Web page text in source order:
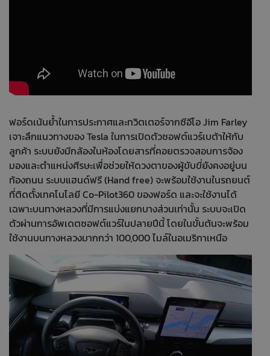
ฟอร์ดเน้นย้ำในการประกาศและทวิตเตอร์จากซีอีโอ Jim Farley
เจาะลึกแนวทางของ Tesla ในการเปิดตัวซอฟต์แวร์เบต้าให้กับ
ลูกค้า ระบบยังมีกล้องในห้องโดยสารที่คอยตรวจสอบการจ้อง
มองและตำแหน่งศีรษะเพื่อช่วยให้ดวงตาของผู้ขับขี่ยังคงอยู่บน
ท้องถนน ระบบแฮนด์ฟรี (Hand free) จะพร้อมใช้งานในรถยนต์
ที่ติดตั้งเทคโนโลยี Co-Pilot360 ของฟอร์ด และจะใช้งานได้
เฉพาะบนทางหลวงที่มีการแบ่งแยกบางส่วนเท่านั้น ระบบจะเปิด
ตัวผ่านการอัพเดตซอฟต์แวร์ในปลายปีนี้ โดยในขั้นต้นจะพร้อม
ใช้งานบนทางหลวงมากกว่า 100,000 ไมล์ในอเมริกาเหนือ